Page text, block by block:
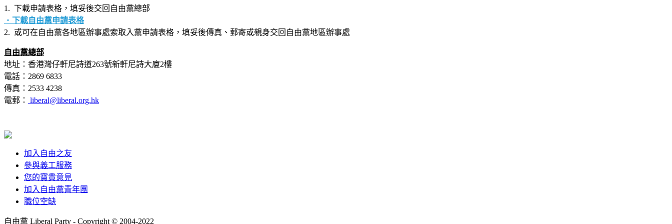
1. 下載申請表格，填妥後交回自由黨總部
‧ 下載自由黨申請表格
2. 或可在自由黨各地區辦事處索取入黨申請表格，填妥後傳真、郵寄或親身交回自由黨地區辦事處
自由黨總部
地址：香港灣仔軒尼詩道263號新軒尼詩大廈2樓
電話：2869 6833
傳真：2533 4238
電郵： liberal@liberal.org.hk
加入自由之友
參與義工服務
您的寶貴意見
加入自由黨青年團
職位空缺
自由黨 Liberal Party - Copyright © 2004-2022